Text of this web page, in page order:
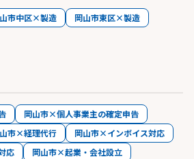
市中区×製造
岡山市東区×製造
岡山市×個人事業主の確定申告
市×経理代行
岡山市×インボイス対応
応
岡山市×起業・会社設立